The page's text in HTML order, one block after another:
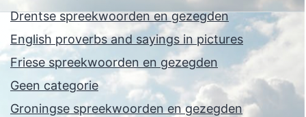
Drentse spreekwoorden en gezegden
English proverbs and sayings in pictures
Friese spreekwoorden en gezegden
Geen categorie
Groningse spreekwoorden en gezegden